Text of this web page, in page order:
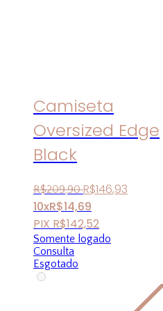
Camiseta
Oversized Edge
Black
R$209,90 R$146,93
10xR$14,69
PIX R$142,52
Somente logado
Consulta
Esgotado